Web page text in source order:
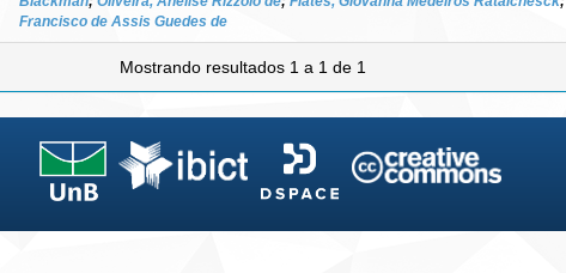
Francisco de Assis Guedes de
Mostrando resultados 1 a 1 de 1